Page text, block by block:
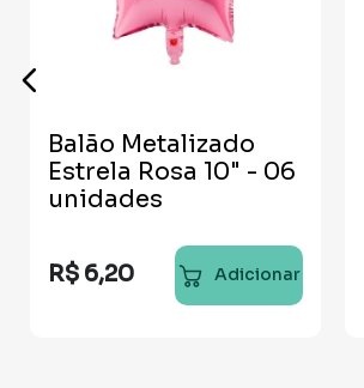
Balão Metalizado
Estrela Rosa 10" - 06
unidades
R$ 6,20 Adicionar